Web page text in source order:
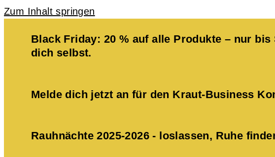
Zum Inhalt springen
Black Friday: 20 % auf alle Produkte – nur
dich selbst.
Melde dich jetzt an für den Kraut-Business
Rauhnächte 2025-2026 - loslassen, Ruhe